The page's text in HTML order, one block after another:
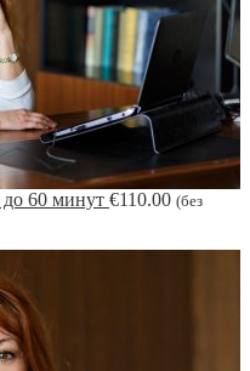
до 60 минут €110.00 (без